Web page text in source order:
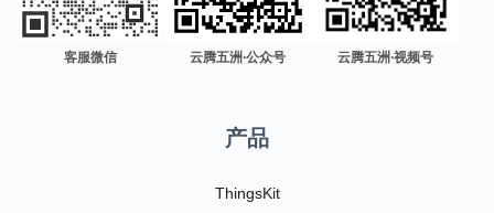
客服微信 云腾五洲·公众号 云腾五洲·视频号
产品
ThingsKit